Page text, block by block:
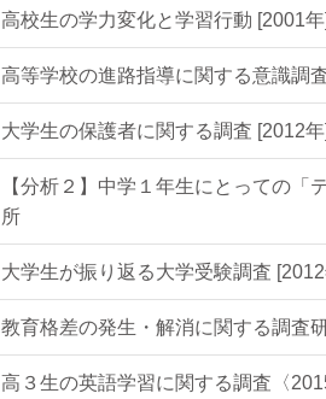
高校生の学力変化と学習行動 [2001年]
高等学校の進路指導に関する意識調
大学生の保護者に関する調査 [2012年]
【分析２】中学１年生にとっての
所
大学生が振り返る大学受験調査 [2012
教育格差の発生・解消に関する調査
高３生の英語学習に関する調査〈